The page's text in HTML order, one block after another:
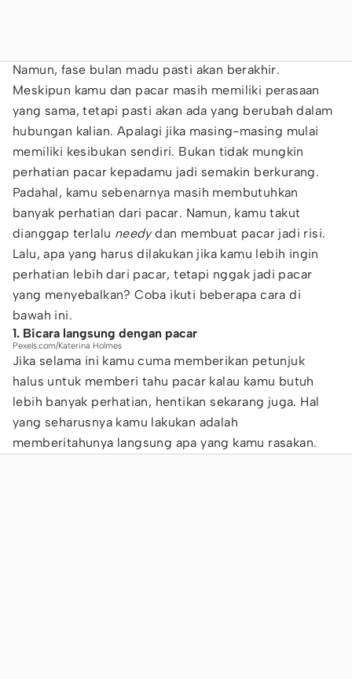
Namun, fase bulan madu pasti akan berakhir.
Meskipun kamu dan pacar masih memiliki perasaan
yang sama, tetapi pasti akan ada yang berubah dalam
hubungan kalian. Apalagi jika masing-masing mulai
memiliki kesibukan sendiri. Bukan tidak mungkin
perhatian pacar kepadamu jadi semakin berkurang.
Padahal, kamu sebenarnya masih membutuhkan
banyak perhatian dari pacar. Namun, kamu takut
dianggap terlalu needydan membuat pacar jadi risi.
Lalu, apa yang harus dilakukan jika kamu lebih ingin
perhatian lebih dari pacar, tetapi nggak jadi pacar
yang menyebalkan? Coba ikuti beberapa cara di
bawah ini.
1. Bicara langsung dengan pacar
Pexels.com/Katerina Holmes
Jika selama ini kamu cuma memberikan petunjuk
halus untuk memberi tahu pacar kalau kamu butuh
lebih banyak perhatian, hentikan sekarang juga. Hal
yang seharusnya kamu lakukan adalah
memberitahunya langsung apa yang kamu rasakan.